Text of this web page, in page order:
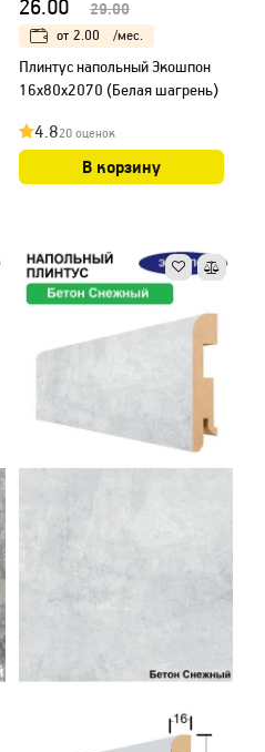
26.00 29.00
от 2.00 /мес.
Плинтус напольный Экошпон
16х80х2070 (Белая шагрень)
4.820 оценок
В корзину